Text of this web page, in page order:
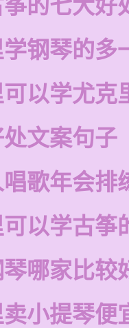
的七大好
钢琴的多
以学尤克
文案句子
歌年会排
以学古筝
哪家比较
小提琴便